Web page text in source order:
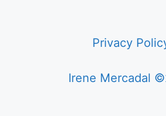
Privacy
Irene Mercadal